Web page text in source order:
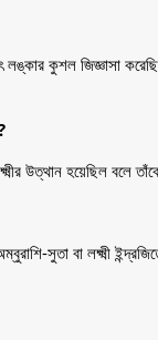
কুশল জিজ্ঞাসা
উত্থান হয়েছিল বলে
সুতা বা লক্ষ্মী